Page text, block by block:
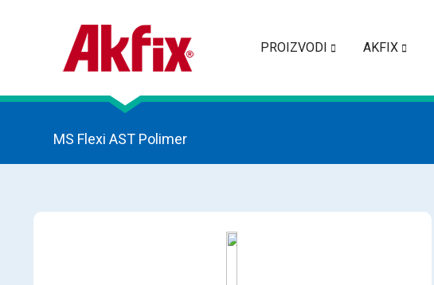
PROIZVODI AKFIX
MS Flexi AST Polimer